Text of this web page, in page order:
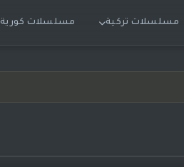
مسلسلات تركية مسلسلات كورية